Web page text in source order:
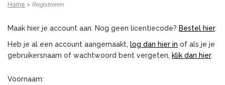
Home > Registreren
Maak hier je account aan. Nog geen licentiecode? Bestel hier.
Heb je al een account aangemaakt, log dan hier in of als je je
gebruikersnaam of wachtwoord bent vergeten, klik dan hier.
Voornaam: